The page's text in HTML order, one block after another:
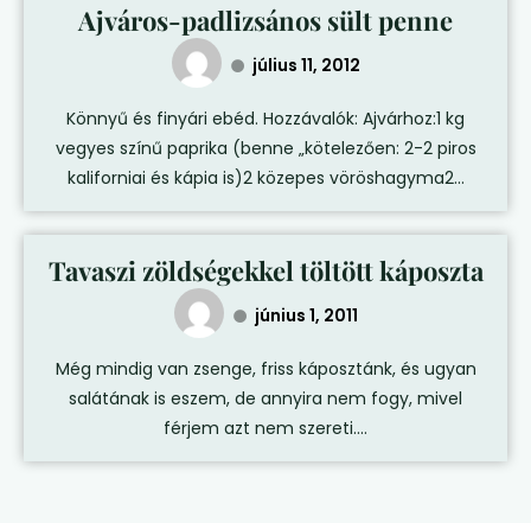
Ajváros-padlizsános sült penne
július 11, 2012
Könnyű és finyári ebéd. Hozzávalók: Ajvárhoz:1 kg
vegyes színű paprika (benne „kötelezően: 2-2 piros
kaliforniai és kápia is)2 közepes vöröshagyma2...
Tavaszi zöldségekkel töltött káposzta
június 1, 2011
Még mindig van zsenge, friss káposztánk, és ugyan
salátának is eszem, de annyira nem fogy, mivel
férjem azt nem szereti....